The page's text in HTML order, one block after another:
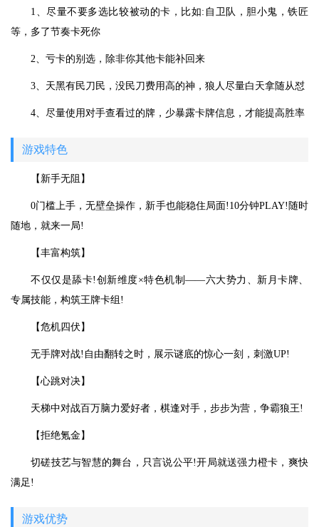
1、尽量不要多选比较被动的卡，比如:自卫队，胆小鬼，铁匠
等，多了节奏卡死你
2、亏卡的别选，除非你其他卡能补回来
3、天黑有民刀民，没民刀费用高的神，狼人尽量白天拿随从怼
4、尽量使用对手查看过的牌，少暴露卡牌信息，才能提高胜率
游戏特色
【新手无阻】
0门槛上手，无壁垒操作，新手也能稳住局面!10分钟PLAY!随时
随地，就来一局!
【丰富构筑】
不仅仅是舔卡!创新维度×特色机制——六大势力、新月卡牌、
专属技能，构筑王牌卡组!
【危机四伏】
无手牌对战!自由翻转之时，展示谜底的惊心一刻，刺激UP!
【心跳对决】
天梯中对战百万脑力爱好者，棋逢对手，步步为营，争霸狼王!
【拒绝氪金】
切磋技艺与智慧的舞台，只言说公平!开局就送强力橙卡，爽快
满足!
游戏优势